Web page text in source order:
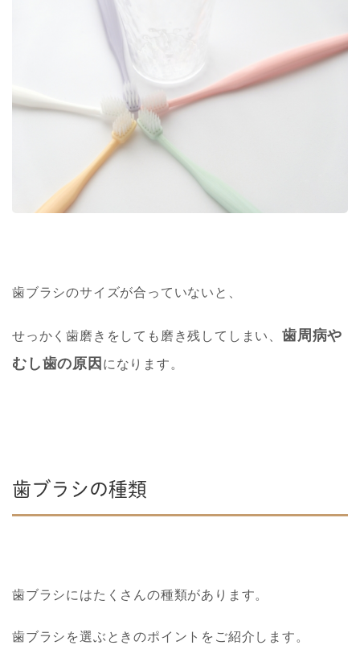
歯ブラシのサイズが合っていないと、
せっかく歯磨きをしても磨き残してしまい、 歯周病や
むし歯の原 因 になります。
歯ブラシの種類
歯ブラシにはたくさんの種類があります。
歯ブラシを選ぶときのポイントをご紹介します。